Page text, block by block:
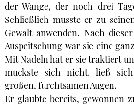
der Wange, der noch drei
Schließlich musste er zu
Gewalt anwenden. Nach
Auspeitschung war sie eine
Mit Nadeln hat er sie traktiert
muckste sich nicht, ließ
großen, furchtsamen Augen.
Er glaubte bereits, gewonnen